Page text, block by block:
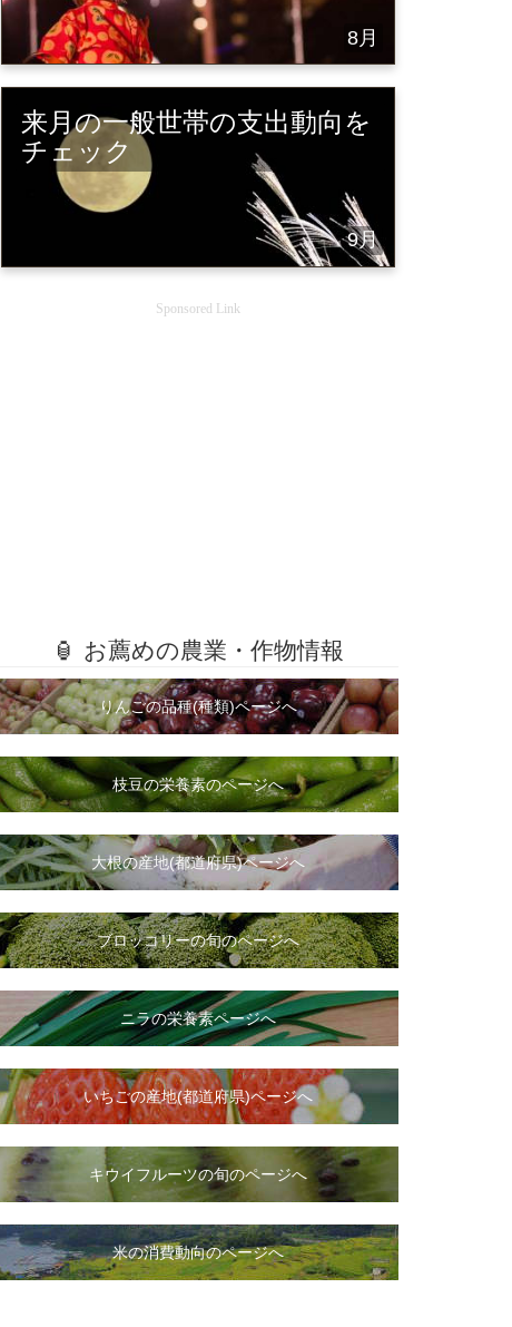
8月
来月の一般世帯の支出動向を
チェック
9月
Sponsored Link
🏮 お薦めの農業・作物情報
りんごの品種(種類)ページへ
枝豆の栄養素のページへ
大根の産地(都道府県)ページへ
ブロッコリーの旬のページへ
ニラの栄養素ページへ
いちごの産地(都道府県)ページへ
キウイフルーツの旬のページへ
米の消費動向のページへ